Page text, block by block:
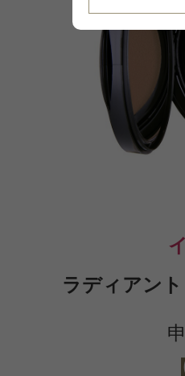
ラディアン